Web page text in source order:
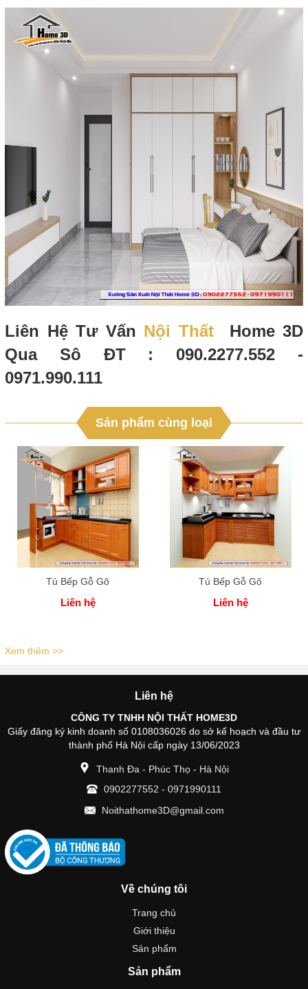
Liên Hệ Tư Vấn Nội ThấtHome 3D
Qua Sô ĐT : 090.2277.552 -
0971.990.111
Sản phẩm cùng loại
Tủ Bếp Gỗ Gõ
Liên hệ
Tủ Bếp Gỗ Gõ
Liên hệ
Xem thêm >>
Liên hệ
CÔNG TY TNHH NỘI THẤT HOME3D
Giấy đăng ký kinh doanh số 0108036026 do sở kế hoạch và đầu tư
thành phố Hà Nội cấp ngày 13/06/2023
Thanh Đa - Phúc Thọ - Hà Nội
0902277552 - 0971990111
Noithathome3D@gmail.com
Về chúng tôi
Trang chủ
Giới thiệu
Sản phẩm
Sản phẩm